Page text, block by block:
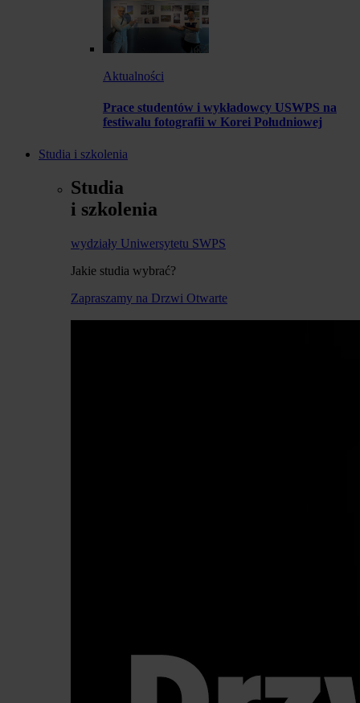
Aktualności
Prace studentów i wykładowcy USWPS na
festiwalu fotografii w Korei Południowej
Studia i szkolenia
Studia
i szkolenia
wydziały Uniwersytetu SWPS
Jakie studia wybrać?
Zapraszamy na Drzwi Otwarte